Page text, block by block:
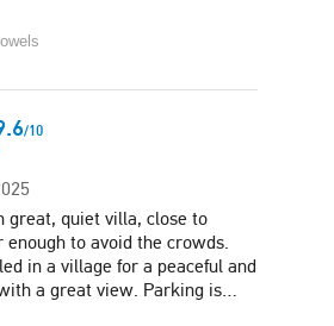
(on
/10
great, quiet villa, close to
enough to avoid the crowds.
in a village for a peaceful and
a great view. Parking is…